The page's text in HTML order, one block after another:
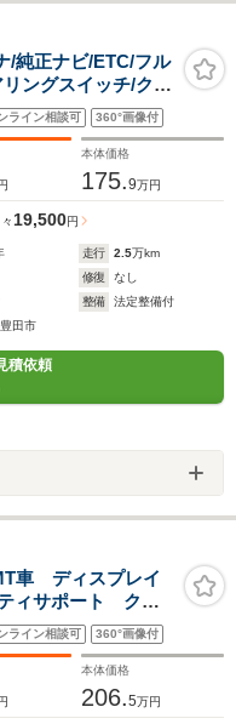
純正ナビ/ETC/フル
ングスイッチ/クル
/スズキセーフティ
ト/電動格納ミラ
ライン相談可 360°画像付
本体価格
175.9万円
19,500円
走行 2.5万km
修復
なし
整備
法定整備付
田市
積依頼
車 ディスプレイ
ィサポート クリ
16インチアルミ
ー
ライン相談可 360°画像付
本体価格
206.5万円